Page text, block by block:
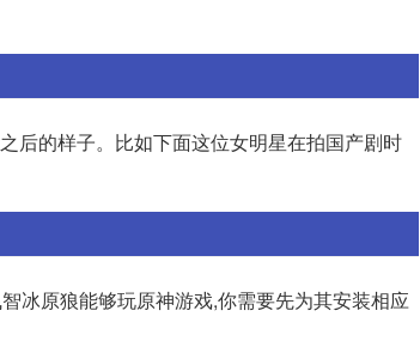
后的样子。比如下面这位女明星在拍国产剧时
冰原狼能够玩原神游戏,你需要先为其安装相应